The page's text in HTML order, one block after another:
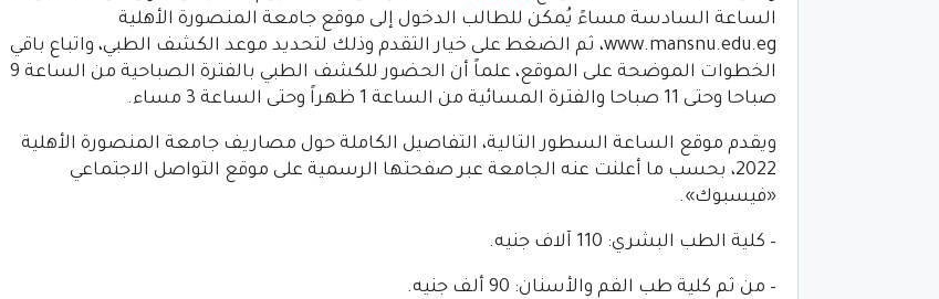
الساعة السادسة مساءً يُمكن للطالب الدخول إلى موقع جامعة المنصورة الأهلية
www.mansnu.edu.eg، ثم الضغط على خيار التقدم وذلك لتحديد موعد الكشف الطبي، واتباع باقي
الخطوات الموضحة على الموقع، علماً أن الحضور للكشف الطبي بالفترة الصباحية من الساعة 9
صباحا وحتى 11 صباحا والفترة المسائية من الساعة 1 ظهراً وحتى الساعة 3 مساء.
ويقدم موقع الساعة السطور التالية، التفاصيل الكاملة حول مصاريف جامعة المنصورة الأهلية
2022، بحسب ما أعلنت عنه الجامعة عبر صفحتها الرسمية على موقع التواصل الاجتماعي
«فيسبوك».
– كلية الطب البشري: 110 آلاف جنيه.
– من ثم كلية طب الفم والأسنان: 90 ألف جنيه.